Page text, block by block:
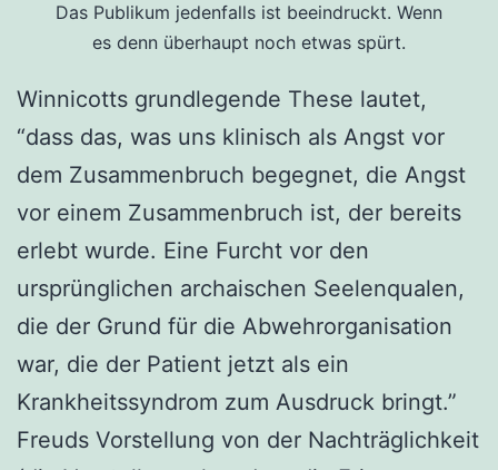
Das Publikum jedenfalls ist beeindruckt. Wenn
es denn überhaupt noch etwas spürt.
Winnicotts grundlegende These lautet,
“dass das, was uns klinisch als Angst vor
dem Zusammenbruch begegnet, die Angst
vor einem Zusammenbruch ist, der bereits
erlebt wurde. Eine Furcht vor den
ursprünglichen archaischen Seelenqualen,
die der Grund für die Abwehrorganisation
war, die der Patient jetzt als ein
Krankheitssyndrom zum Ausdruck bringt.”
Freuds Vorstellung von der Nachträglichkeit